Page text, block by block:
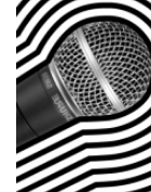
ค้นหา